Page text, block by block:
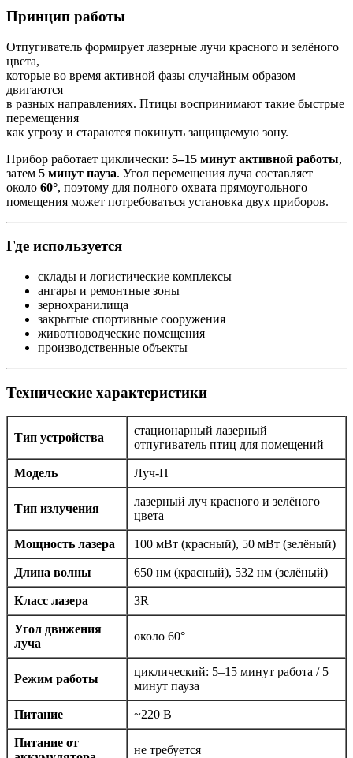
Принцип работы
Отпугиватель формирует лазерные лучи красного и зелёного
цвета,
которые во время активной фазы случайным образом
двигаются
в разных направлениях. Птицы воспринимают такие быстрые
перемещения
как угрозу и стараются покинуть защищаемую зону.
Прибор работает циклически: 5–15 минут активной работы,
затем 5 минут пауза. Угол перемещения луча составляет
около 60°, поэтому для полного охвата прямоугольного
помещения может потребоваться установка двух приборов.
Где используется
склады и логистические комплексы
ангары и ремонтные зоны
зернохранилища
закрытые спортивные сооружения
животноводческие помещения
производственные объекты
Технические характеристики
Тип устройства
стационарный лазерный
отпугиватель птиц для помещений
Модель Луч-П
Тип излучения
лазерный луч красного и зелёного
цвета
Мощность лазера 100 мВт (красный), 50 мВт (зелёный)
Длина волны 650 нм (красный), 532 нм (зелёный)
Класс лазера 3R
Угол движения
луча
около 60°
Режим работы
циклический: 5–15 минут работа / 5
минут пауза
Питание ~220 В
Питание от
не требуется